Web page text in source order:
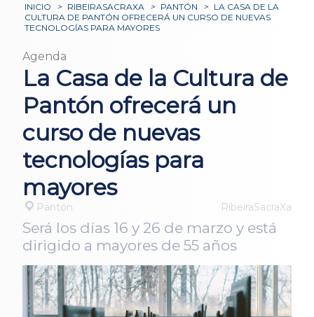
INICIO > RIBEIRASACRAXA > PANTÓN > LA CASA DE LA
CULTURA DE PANTÓN OFRECERÁ UN CURSO DE NUEVAS
TECNOLOGÍAS PARA MAYORES
Agenda
La Casa de la Cultura de
Pantón ofrecerá un
curso de nuevas
tecnologías para
mayores
Pantón RibeiraSacraXa
Será los días 16 y 26 de marzo y está
dirigido a mayores de 55 años